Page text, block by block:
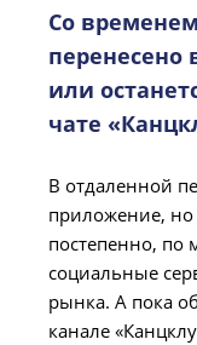
Со
или
чате
В отдаленной
приложение, но
постепенно, по
социальные
рынка. А пока
канале